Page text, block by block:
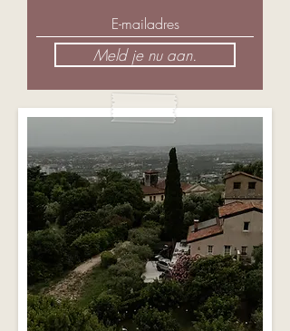
Meld je nu aan.